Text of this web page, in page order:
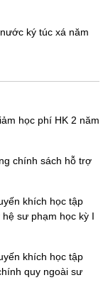
ký túc xá năm
học phí HK 2 năm
chính sách hỗ trợ
khích học tập
sư phạm học kỳ I
khích học tập
quy ngoài sư